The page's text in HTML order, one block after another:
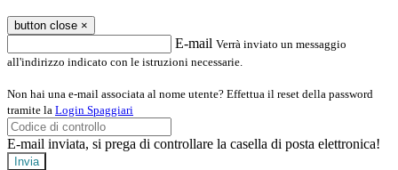
button close ×
E-mail Verrà inviato un messaggio
all'indirizzo indicato con le istruzioni necessarie.
Non hai una e-mail associata al nome utente? Effettua il reset della password
tramite la Login Spaggiari
E-mail inviata, si prega di controllare la casella di posta elettronica!